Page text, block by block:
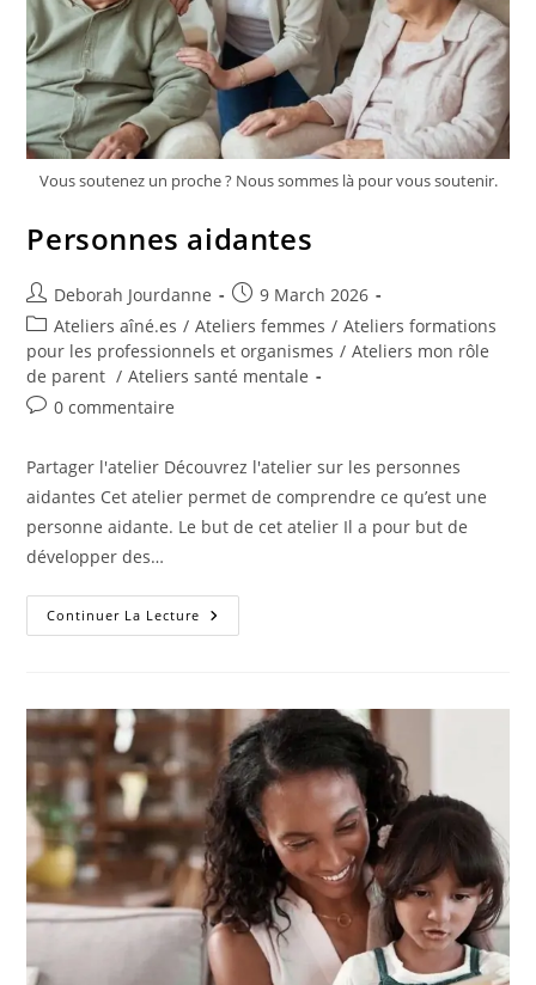
Vous soutenez un proche ? Nous sommes là pour vous soutenir.
Personnes aidantes
Deborah Jourdanne
9 March 2026
Ateliers aîné.es / Ateliers femmes / Ateliers formations
pour les professionnels et organismes / Ateliers mon rôle
de parent / Ateliers santé mentale
0 commentaire
Partager l'atelier Découvrez l'atelier sur les personnes
aidantes Cet atelier permet de comprendre ce qu’est une
personne aidante. Le but de cet atelier Il a pour but de
développer des…
Continuer La Lecture